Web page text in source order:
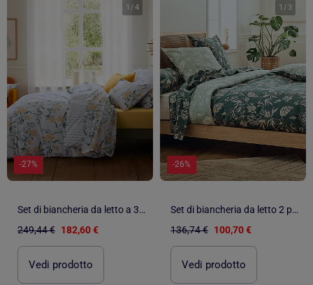
1 /4
-27%
Set di biancheria da letto a 3 pezzi in percalle di cotone con motivo floreale
249,44 € 182,60 €
Vedi prodotto
1 / 3
-26%
Set di biancheria da letto 2 pezzi in percalle di cotone con motivo vegetale
136,74 € 100,70 €
Vedi prodotto